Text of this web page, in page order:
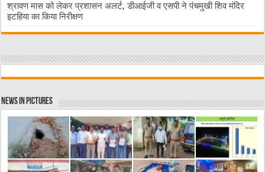
श्रावण मास को लेकर प्रशासन अलर्ट, डीआईजी व एसपी ने पंचमुखी शिव मंदिर
इटहिया का किया निरीक्षण
News in Pictures